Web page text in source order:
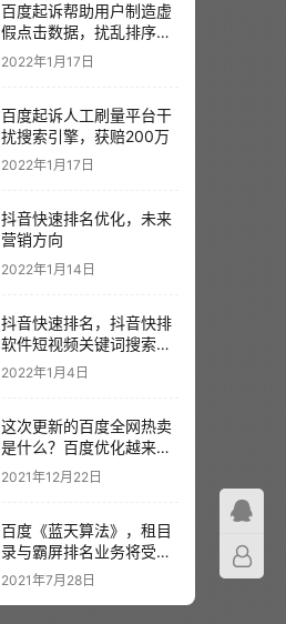
百度起诉帮助用户制造虚
假点击数据，扰乱排序结
果。
2022年1月17日
百度起诉人工刷量平台干
扰搜索引擎，获赔200万
2022年1月17日
抖音快速排名优化，未来
营销方向
2022年1月14日
抖音快速排名，抖音快排
软件短视频关键词搜索排
名
2022年1月4日
这次更新的百度全网热卖
是什么？百度优化越来越
难？
2021年12月22日
百度《蓝天算法》，租目
录与霸屏排名业务将受到
主要影响
2021年7月28日